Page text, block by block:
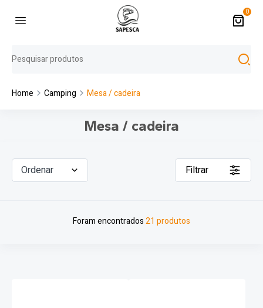
0
Home Camping Mesa / cadeira
Mesa / cadeira
Foram encontrados21 produtos
Filtrar
Ordenar